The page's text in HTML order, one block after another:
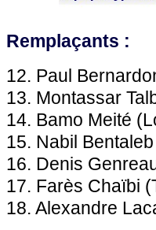
Remplaçants :
12. Paul
13. Montassar
14. Bamo Meité
15. Nabil
16. Denis
17. Farès Chaïbi
18. Alexandre